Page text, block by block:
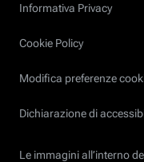
Informativa Privacy
Cookie Policy
Modifica preferenze
Dichiarazione di
Le immagini all’interno